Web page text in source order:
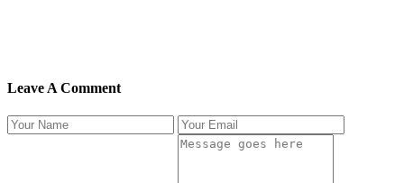
Leave A Comment